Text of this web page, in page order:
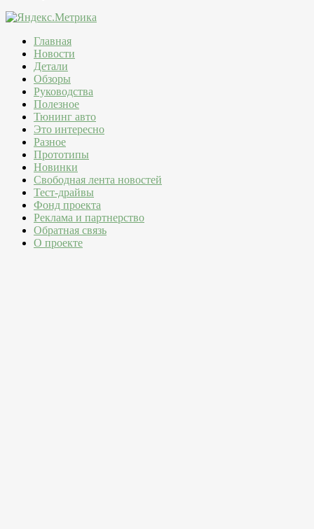
Главная
Новости
Детали
Обзоры
Руководства
Полезное
Тюнинг авто
Это интересно
Разное
Прототипы
Новинки
Свободная лента новостей
Тест-драйвы
Фонд проекта
Реклама и партнерство
Обратная связь
О проекте